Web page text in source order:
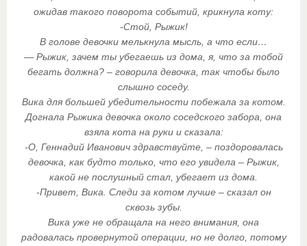
ожидав такого поворота событий, крикнула коту:
-Стой, Рыжик!
В голове девочки мелькнула мысль, а что если…
— Рыжик, зачем ты убегаешь из дома, я, что за тобой
бегать должна? – говорила девочка, так чтобы было
слышно соседу.
Вика для большей убедительности побежала за котом.
Догнала Рыжика девочка около соседского забора, она
взяла кота на руки и сказала:
-О, Геннадий Иванович здравствуйте, – поздоровалась
девочка, как будто только, что его увидела – Рыжик,
какой не послушный стал, убегает из дома.
-Привет, Вика. Следи за котом лучше – сказал он
сквозь зубы.
Вика уже не обращала на него внимания, она
радовалась провернутой операции, но не долго, потому